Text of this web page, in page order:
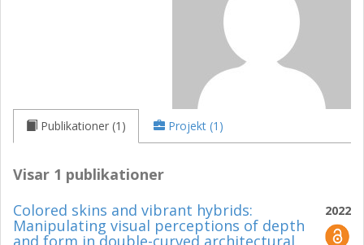
Publikationer (1) Projekt (1)
Visar 1 publikationer
2022
Colored skins and vibrant hybrids:
Manipulating visual perceptions of depth
and form in double-curved architectural